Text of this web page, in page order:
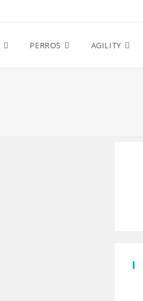
PERROS AGILITY